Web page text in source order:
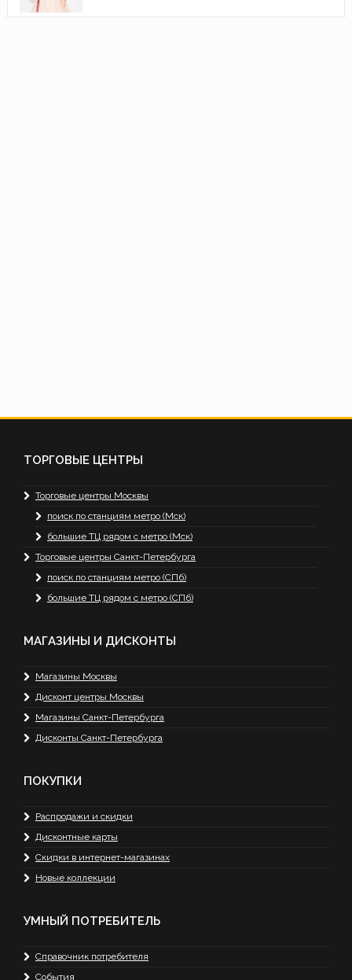
ТОРГОВЫЕ ЦЕНТРЫ
Торговые центры Москвы
поиск по станциям метро (Мск)
большие ТЦ рядом с метро (Мск)
Торговые центры Санкт-Петербурга
поиск по станциям метро (СПб)
большие ТЦ рядом с метро (СПб)
МАГАЗИНЫ И ДИСКОНТЫ
Магазины Москвы
Дисконт центры Москвы
Магазины Санкт-Петербурга
Дисконты Санкт-Петербурга
ПОКУПКИ
Распродажи и скидки
Дисконтные карты
Скидки в интернет-магазинах
Новые коллекции
УМНЫЙ ПОТРЕБИТЕЛЬ
Справочник потребителя
События